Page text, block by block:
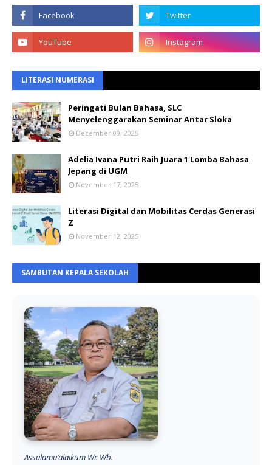
LITERASI NUMERASI
Peringati Bulan Bahasa, SLC
Menyelenggarakan Seminar Antar Sloka
December 09, 2025
Adelia Ivana Putri Raih Juara 1 Lomba Bahasa
Jepang di UGM
November 17, 2025
Literasi Digital dan Mobilitas Cerdas Generasi
Z
November 12, 2025
SAMBUTAN KEPALA SEKOLAH
Assalamu’alaikum Wr. Wb.